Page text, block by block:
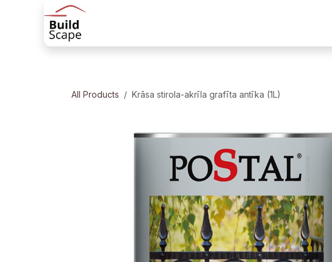
Skip to Content
All Products Krāsa stirola-akrīla grafīta antīka (1L)